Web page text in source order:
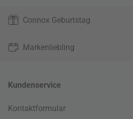
Connox Geburtstag
Markenliebling
Kundenservice
Kontaktformular